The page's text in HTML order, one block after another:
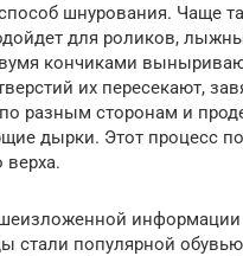
шнурования. Чаще
для роликов,
кончиками
их пересекают,
разным сторонам и
дырки. Этот процесс
верха.
стали популярной